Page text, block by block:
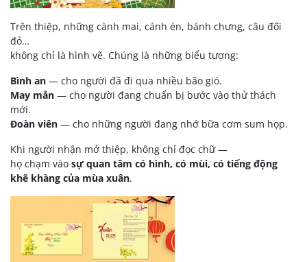
Trên thiệp, những cành mai, cánh én, bánh chưng, câu đối
đỏ…
không chỉ là hình vẽ. Chúng là những biểu tượng:
Bình an — cho người đã đi qua nhiều bão gió.
May mắn — cho người đang chuẩn bị bước vào thử thách
mới.
Đoàn viên — cho những người đang nhớ bữa cơm sum họp.
Khi người nhận mở thiệp, không chỉ đọc chữ —
họ chạm vào sự quan tâm có hình, có mùi, có tiếng động
khẽ khàng của mùa xuân.